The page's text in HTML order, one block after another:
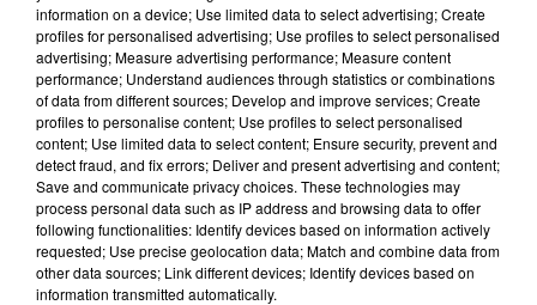
barre symbolique des 30 degrés à compter de ce
vendredi. En attendant, la qualité de l’air est aussi
médiocre.
information on a device; Use limited data to select advertising; Create
profiles for personalised advertising; Use profiles to select personalised
advertising; Measure advertising performance; Measure content
performance; Understand audiences through statistics or combinations
of data from different sources; Develop and improve services; Create
profiles to personalise content; Use profiles to select personalised
content; Use limited data to select content; Ensure security, prevent and
detect fraud, and fix errors; Deliver and present advertising and content;
Save and communicate privacy choices. These technologies may
process personal data such as IP address and browsing data to offer
following functionalities: Identify devices based on information actively
requested; Use precise geolocation data; Match and combine data from
other data sources; Link different devices; Identify devices based on
information transmitted automatically.